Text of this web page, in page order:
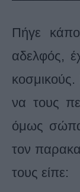
Πήγε
αδελφός,
να τους
όμως
τον
τους είπε: